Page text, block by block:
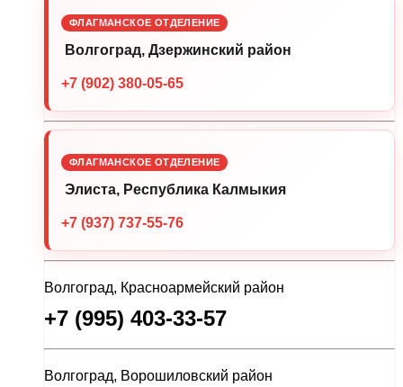
ФЛАГМАНСКОЕ ОТДЕЛЕНИЕ
Волгоград, Дзержинский район
+7 (902) 380-05-65
ФЛАГМАНСКОЕ ОТДЕЛЕНИЕ
Элиста, Республика Калмыкия
+7 (937) 737-55-76
Волгоград, Красноармейский район
+7 (995) 403-33-57
Волгоград, Ворошиловский район